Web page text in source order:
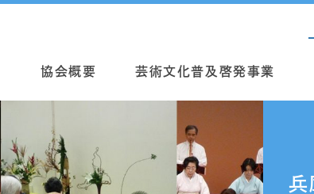
協会概要 芸術文化普及啓発事業
兵